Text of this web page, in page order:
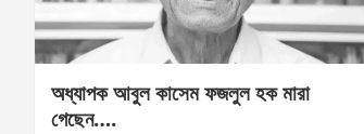
অধ্যাপক আবুল কাসেম ফজলুল হক মারা
গেছেন….